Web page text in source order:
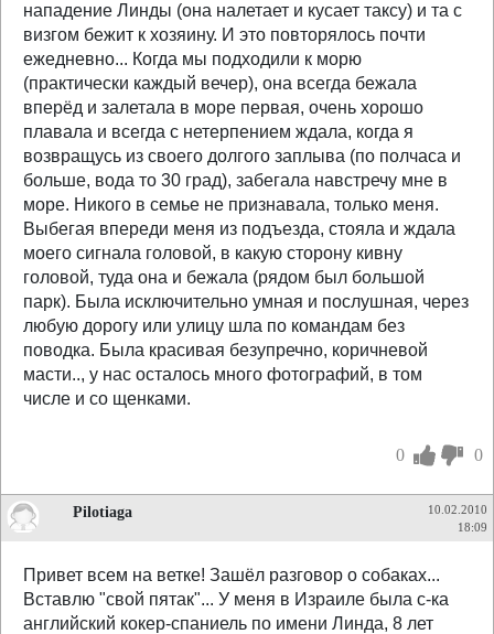
нападение Линды (она налетает и кусает таксу) и та с
визгом бежит к хозяину. И это повторялось почти
ежедневно... Когда мы подходили к морю
(практически каждый вечер), она всегда бежала
вперёд и залетала в море первая, очень хорошо
плавала и всегда с нетерпением ждала, когда я
возвращусь из своего долгого заплыва (по полчаса и
больше, вода то 30 град), забегала навстречу мне в
море. Никого в семье не признавала, только меня.
Выбегая впереди меня из подъезда, стояла и ждала
моего сигнала головой, в какую сторону кивну
головой, туда она и бежала (рядом был большой
парк). Была исключительно умная и послушная, через
любую дорогу или улицу шла по командам без
поводка. Была красивая безупречно, коричневой
масти.., у нас осталось много фотографий, в том
числе и со щенками.
0 0
Pilotiaga
10.02.2010
18:09
Привет всем на ветке! Зашёл разговор о собаках...
Вставлю "свой пятак"... У меня в Израиле была с-ка
английский кокер-спаниель по имени Линда, 8 лет